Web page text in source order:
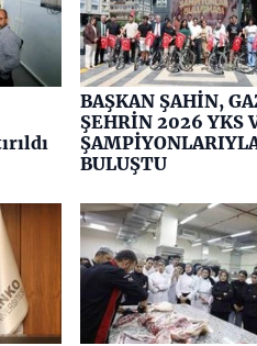
BAŞKAN ŞAHİN,
ŞEHRİN 2026 YKS
BULUŞTU